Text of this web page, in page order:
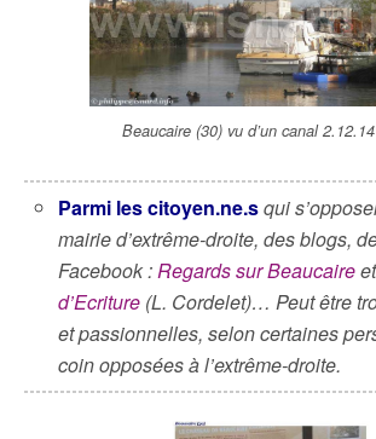
Beaucaire (30) vu d’un canal
Parmi les citoyen.ne.squi
mairie d’extrême-droite, des blogs,
Facebook :Regards sur Beaucaire
d’Ecriture (L. Cordelet)… Peut être
et passionnelles, selon certaines
coin opposées à l’extrême-droite.